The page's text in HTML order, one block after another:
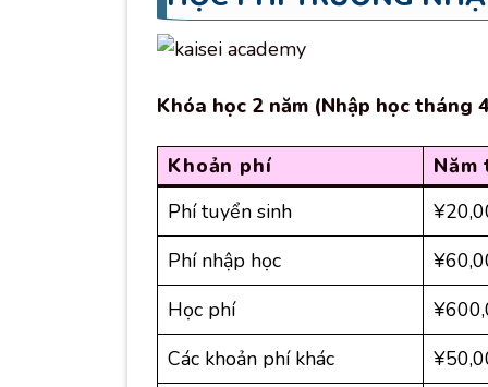
Khóa học 2 năm (Nhập học tháng
Khoản phí
Năm
Phí tuyển sinh
Phí nhập học
Học phí
Các khoản phí khác